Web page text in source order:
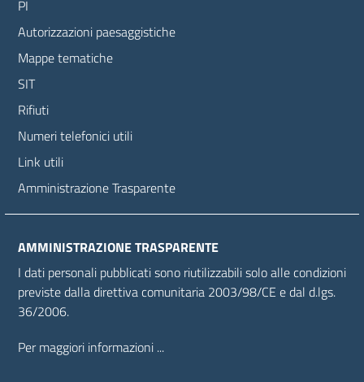
PI
Autorizzazioni paesaggistiche
Mappe tematiche
SIT
Rifiuti
Numeri telefonici utili
Link utili
Amministrazione Trasparente
AMMINISTRAZIONE TRASPARENTE
I dati personali pubblicati sono riutilizzabili solo alle condizioni
previste dalla direttiva comunitaria 2003/98/CE e dal d.lgs.
36/2006.
Per maggiori informazioni ...